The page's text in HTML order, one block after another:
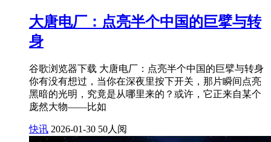
大唐电厂：点亮半个中国的巨擘与转
身
谷歌浏览器下载 大唐电厂：点亮半个中国的巨擘与转身
你有没有想过，当你在深夜里按下开关，那片瞬间点亮
黑暗的光明，究竟是从哪里来的？或许，它正来自某个
庞然大物——比如
快讯 2026-01-30 50人阅